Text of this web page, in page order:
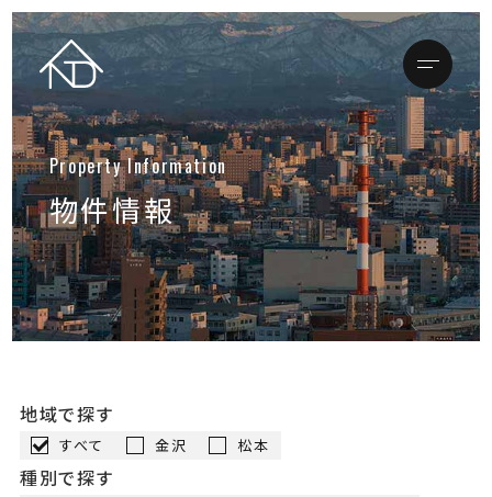
メニュ
トップページ
店舗情報
金沢本店
松本支店
買いたい方
売りたい方
物件情報
地域で探す
すべて 金沢 松本
種別で探す